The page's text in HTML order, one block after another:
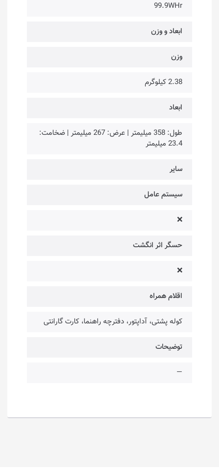
99.9WHr
ابعاد و وزن
وزن
2.38 کیلوگرم
ابعاد
طول: 358 میلیمتر | عرض: 267 میلیمتر | ضخامت:
23.4 میلیمتر
سایر
سیستم عامل
❌
حسگر اثر انگشت
❌
اقلام همراه
کوله پشتی، آداپتور، دفترچه راهنما، کارت گارانتی
توضیحات
—